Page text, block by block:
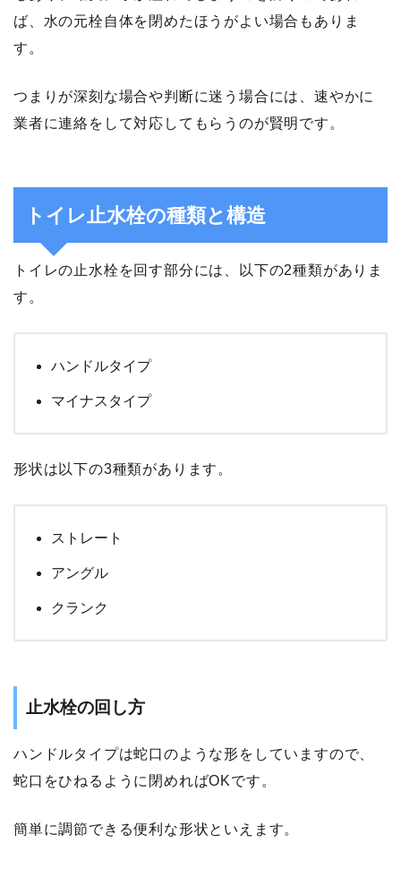
ば、水の元栓自体を閉めたほうがよい場合もありま
す。
つまりが深刻な場合や判断に迷う場合には、速やかに
業者に連絡をして対応してもらうのが賢明です。
トイレ止水栓の種類と構造
トイレの止水栓を回す部分には、以下の2種類がありま
す。
ハンドルタイプ
マイナスタイプ
形状は以下の3種類があります。
ストレート
アングル
クランク
止水栓の回し方
ハンドルタイプは蛇口のような形をしていますので、
蛇口をひねるように閉めればOKです。
簡単に調節できる便利な形状といえます。